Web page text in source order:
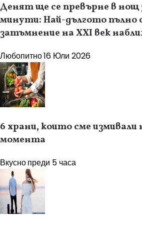
Денят ще се превърне в нощ
минути: Най-дългото пълно
затъмнение на XXI век
Любопитно16 Юли 2026
6 храни, които сме измивали
момента
Вкуснопреди 5 часа